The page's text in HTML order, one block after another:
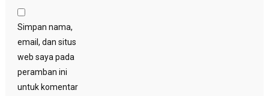
Simpan nama,
email, dan situs
web saya pada
peramban ini
untuk komentar